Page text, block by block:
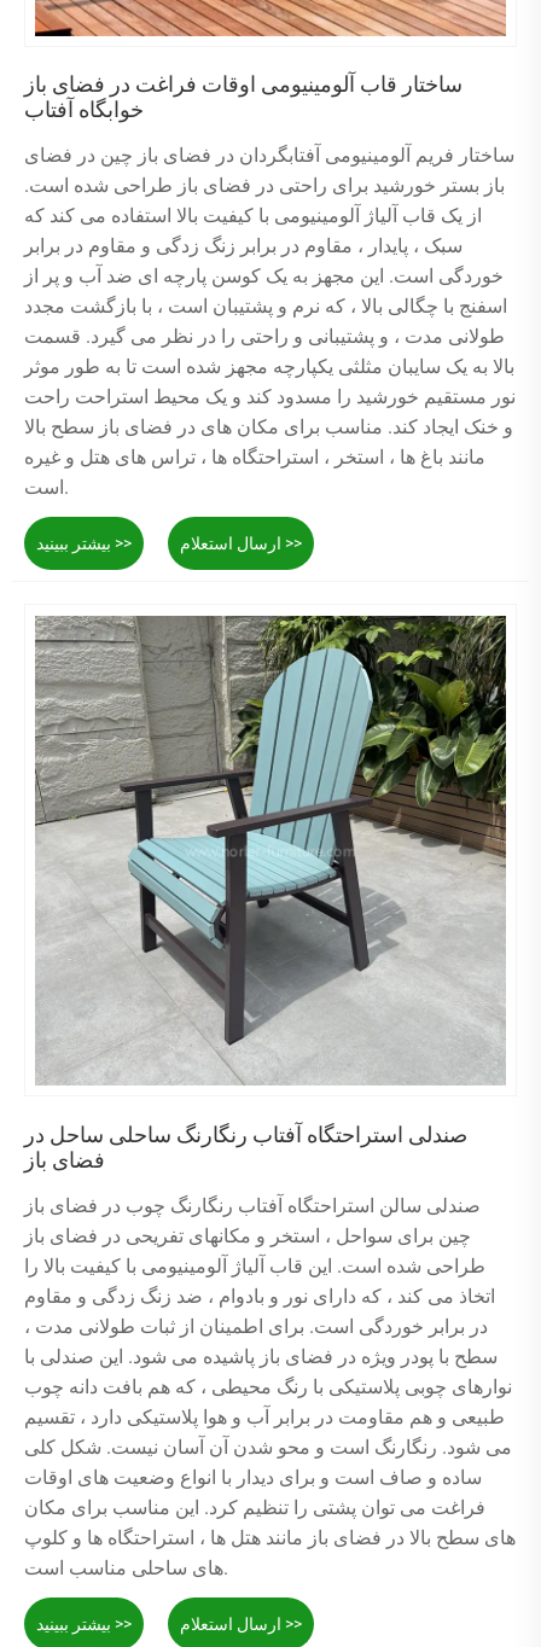
ساختار قاب آلومینیومی اوقات فراغت در فضای باز
خوابگاه آفتاب
ساختار فریم آلومینیومی آفتابگردان در فضای باز چین در فضای
باز بستر خورشید برای راحتی در فضای باز طراحی شده است.
از یک قاب آلیاژ آلومینیومی با کیفیت بالا استفاده می کند که
سبک ، پایدار ، مقاوم در برابر زنگ زدگی و مقاوم در برابر
خوردگی است. این مجهز به یک کوسن پارچه ای ضد آب و پر از
اسفنج با چگالی بالا ، که نرم و پشتیبان است ، با بازگشت مجدد
طولانی مدت ، و پشتیبانی و راحتی را در نظر می گیرد. قسمت
بالا به یک سایبان مثلثی یکپارچه مجهز شده است تا به طور موثر
نور مستقیم خورشید را مسدود کند و یک محیط استراحت راحت
و خنک ایجاد کند. مناسب برای مکان های در فضای باز سطح بالا
مانند باغ ها ، استخر ، استراحتگاه ها ، تراس های هتل و غیره
است.
بیشتر ببینید >> ارسال استعلام >>
صندلی استراحتگاه آفتاب رنگارنگ ساحلی ساحل در
فضای باز
صندلی سالن استراحتگاه آفتاب رنگارنگ چوب در فضای باز
چین برای سواحل ، استخر و مکانهای تفریحی در فضای باز
طراحی شده است. این قاب آلیاژ آلومینیومی با کیفیت بالا را
اتخاذ می کند ، که دارای نور و بادوام ، ضد زنگ زدگی و مقاوم
در برابر خوردگی است. برای اطمینان از ثبات طولانی مدت ،
سطح با پودر ویژه در فضای باز پاشیده می شود. این صندلی با
نوارهای چوبی پلاستیکی با رنگ محیطی ، که هم بافت دانه چوب
طبیعی و هم مقاومت در برابر آب و هوا پلاستیکی دارد ، تقسیم
می شود. رنگارنگ است و محو شدن آن آسان نیست. شکل کلی
ساده و صاف است و برای دیدار با انواع وضعیت های اوقات
فراغت می توان پشتی را تنظیم کرد. این مناسب برای مکان
های سطح بالا در فضای باز مانند هتل ها ، استراحتگاه ها و کلوپ
های ساحلی مناسب است.
بیشتر ببینید >> ارسال استعلام >>